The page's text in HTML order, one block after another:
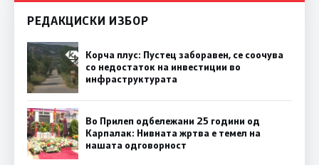
РЕДАКЦИСКИ ИЗБОР
Корча плус: Пустец заборавен, се соочува
со недостаток на инвестиции во
инфраструктурата
Во Прилеп одбележани 25 години од
Карпалак: Нивната жртва е темел на
нашата одговорност